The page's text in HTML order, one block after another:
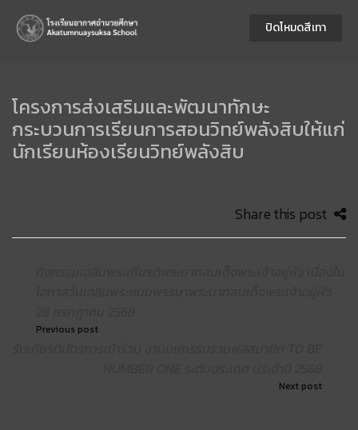
โครงการส่งเสริมและพัฒนาทักษะ
กระบวนการเรียนการสอนวิทย์พลังสิบให้แก่
นักเรียนห้องเรียนวิทย์พลังสิบ
Share this post
Previous post
Next post
ปิดโหมดสีเทา